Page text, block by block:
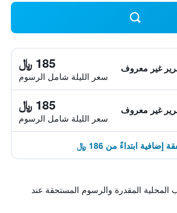
غير معروف 185 ﷼
سعر الليلة شامل الرسوم
غير معروف 185 ﷼
سعر الليلة شامل الرسوم
المقدرة والرسوم المستحقة عند